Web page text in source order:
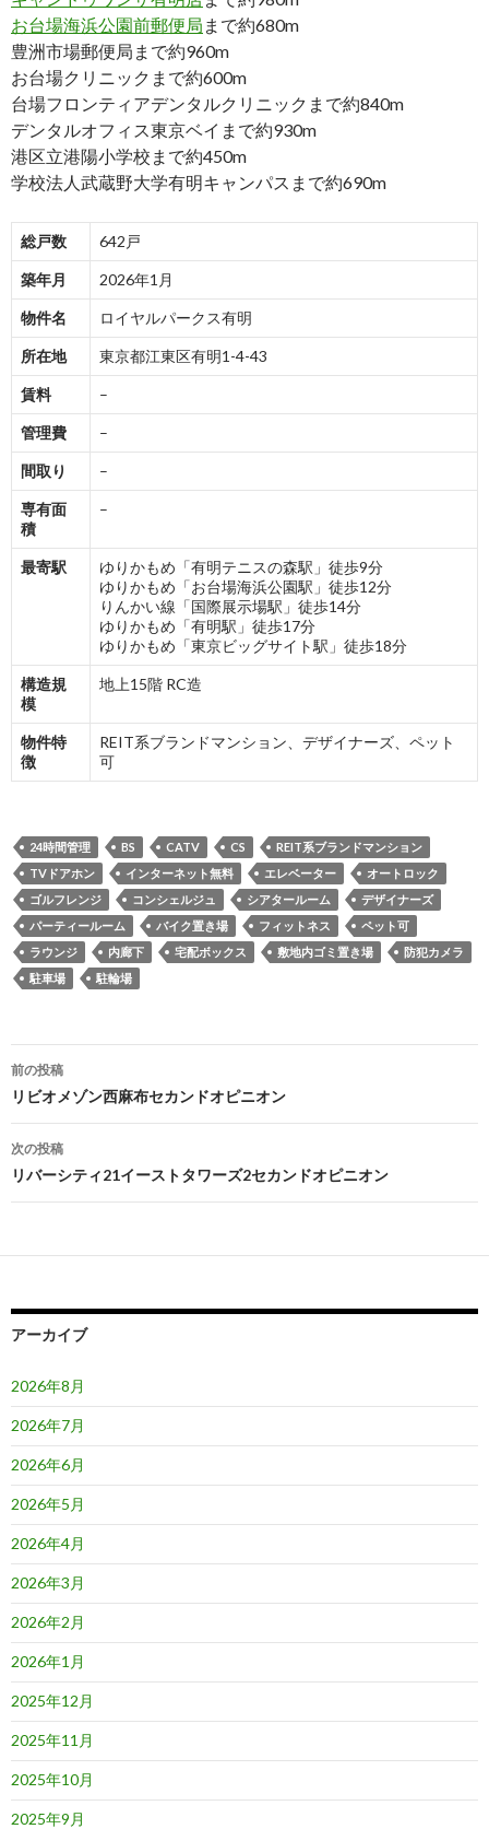
お台場海浜公園前郵便局 まで約680m
豊洲市場郵便局まで約960m
お台場クリニックまで約600m
台場フロンティアデンタルクリニックまで約840m
デンタルオフィス東京ベイまで約930m
港区立港陽小学校まで約450m
学校法人武蔵野大学有明キャンパスまで約690m
総戸数 642戸
築年月 2026年1月
物件名 ロイヤルパークス有明
所在地 東京都江東区有明1-4-43
賃料 –
管理費 –
間取り –
専有面
積
–
最寄駅
ゆりかもめ「有明テニスの森駅」徒歩9分
ゆりかもめ「お台場海浜公園駅」徒歩12分
りんかい線「国際展示場駅」徒歩14分
ゆりかもめ「有明駅」徒歩17分
ゆりかもめ「東京ビッグサイト駅」徒歩18分
構造規
模
地上15階 RC造
物件特
徴
REIT系ブランドマンション、デザイナーズ、ペット
可
24時間管理 BS CATV CS
REIT系ブランドマンション
TVドアホン
インターネット無料 エレベーター
オートロック
ゴルフレンジ
コンシェルジュ シアタールーム
デザイナーズ
パーティールーム
バイク置き場 フィットネス
ペット可
ラウンジ
内廊下 宅配ボックス 敷地内ゴミ置き場
防犯カメラ
駐車場
駐輪場
投
稿
ナ
ビ
ゲ
ー
ョ
前の投稿
リビオメゾン西麻布セカンドオピニオン
次の投稿
リバーシティ21イーストタワーズ2セカンドオピニオン
アーカイブ
2026年8月
2026年7月
2026年6月
2026年5月
2026年4月
2026年3月
2026年2月
2026年1月
2025年12月
2025年11月
2025年10月
2025年9月